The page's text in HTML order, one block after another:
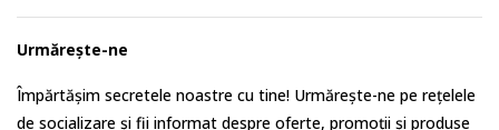
Urmărește-ne
Împărtășim secretele noastre cu tine! Urmărește-ne pe rețelele
de socializare și fii informat despre oferte, promoții și produse